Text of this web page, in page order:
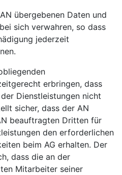
übergebenen Daten und
sich verwahren, so dass
jederzeit
erbringen, dass
Dienstleistungen nicht
sicher, dass der AN
beauftragten Dritten für
den erforderlichen
beim AG erhalten. Der
dass die an der
Mitarbeiter seiner